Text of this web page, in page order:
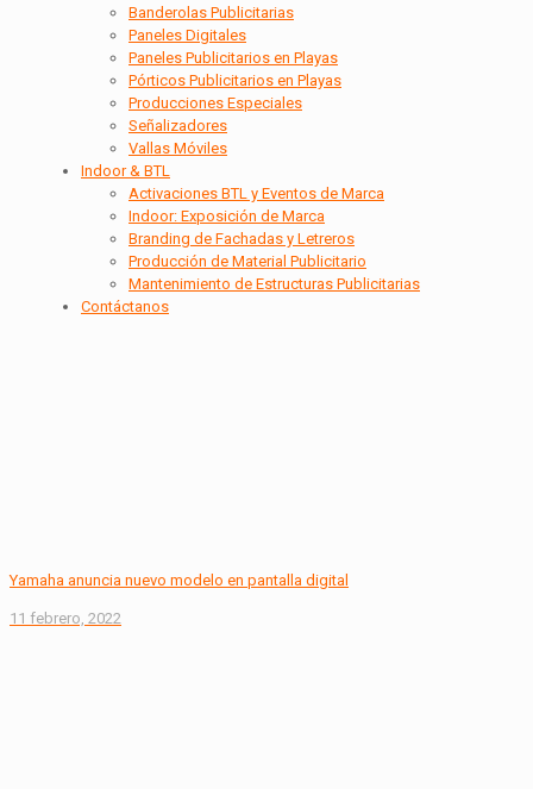
Banderolas Publicitarias
Paneles Digitales
Paneles Publicitarios en Playas
Pórticos Publicitarios en Playas
Producciones Especiales
Señalizadores
Vallas Móviles
Indoor & BTL
Activaciones BTL y Eventos de Marca
Indoor: Exposición de Marca
Branding de Fachadas y Letreros
Producción de Material Publicitario
Mantenimiento de Estructuras Publicitarias
Contáctanos
Yamaha anuncia nuevo modelo en pantalla digital
11 febrero, 2022